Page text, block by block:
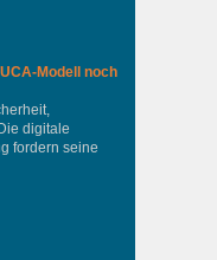
Modell noch
digitale
fordern seine